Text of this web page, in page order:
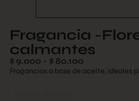
Fragancia -
calmantes
$ 9.000 - $ 80.100
Fragancias a base de aceite, ideales